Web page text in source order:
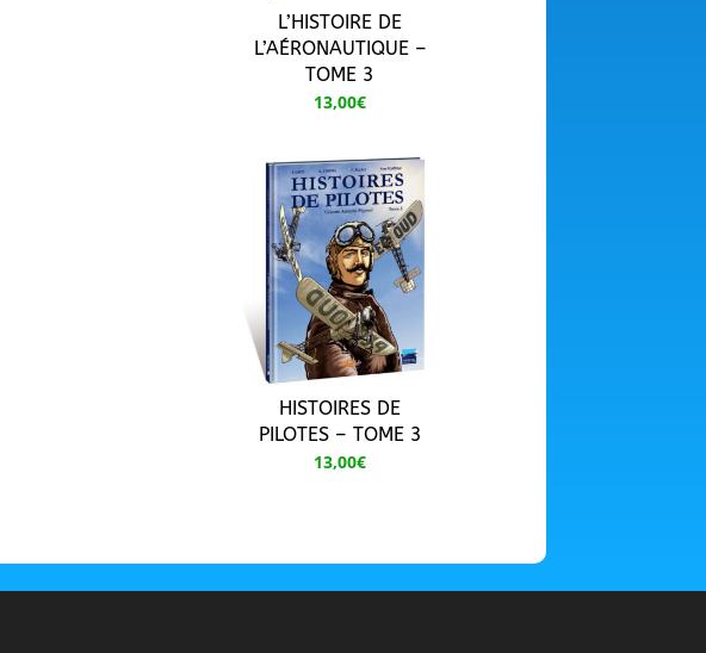
L’HISTOIRE DE
L’AÉRONAUTIQUE –
TOME 3
13,00€
HISTOIRES DE
PILOTES – TOME 3
13,00€